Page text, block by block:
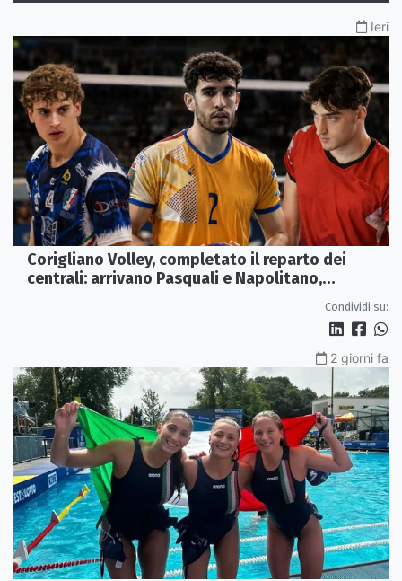
Ieri
Corigliano Volley, completato il reparto dei
centrali: arrivano Pasquali e Napolitano,
Condividi su:
2 giorni fa